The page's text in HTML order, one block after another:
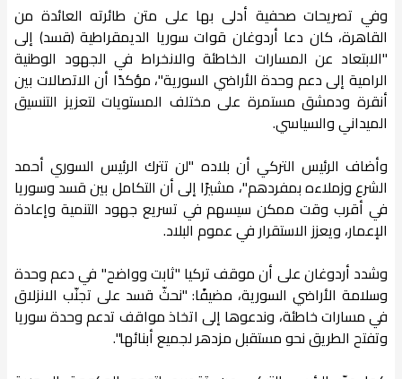
وفي تصريحات صحفية أدلى بها على متن طائرته العائدة من
القاهرة، كان دعا أردوغان قوات سوريا الديمقراطية (قسد) إلى
"الابتعاد عن المسارات الخاطئة والانخراط في الجهود الوطنية
الرامية إلى دعم وحدة الأراضي السورية"، مؤكدًا أن الاتصالات بين
أنقرة ودمشق مستمرة على مختلف المستويات لتعزيز التنسيق
الميداني والسياسي.
وأضاف الرئيس التركي أن بلاده "لن تترك الرئيس السوري أحمد
الشرع وزملاءه بمفردهم"، مشيرًا إلى أن التكامل بين قسد وسوريا
في أقرب وقت ممكن سيسهم في تسريع جهود التنمية وإعادة
الإعمار، ويعزز الاستقرار في عموم البلاد.
وشدد أردوغان على أن موقف تركيا "ثابت وواضح" في دعم وحدة
وسلامة الأراضي السورية، مضيفًا: "نحثّ قسد على تجنّب الانزلاق
في مسارات خاطئة، وندعوها إلى اتخاذ مواقف تدعم وحدة سوريا
وتفتح الطريق نحو مستقبل مزدهر لجميع أبنائها".